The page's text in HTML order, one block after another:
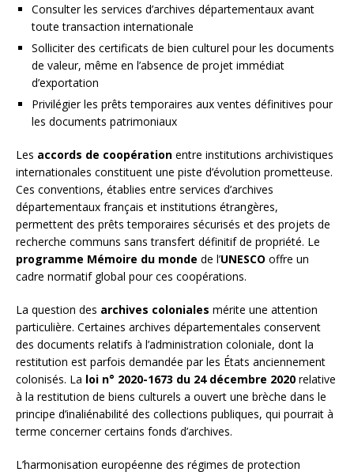
Consulter les services d’archives départementaux avant
toute transaction internationale
Solliciter des certificats de bien culturel pour les documents
de valeur, même en l’absence de projet immédiat
d’exportation
Privilégier les prêts temporaires aux ventes définitives pour
les documents patrimoniaux
Les accords de coopération entre institutions archivistiques
internationales constituent une piste d’évolution prometteuse.
Ces conventions, établies entre services d’archives
départementaux français et institutions étrangères,
permettent des prêts temporaires sécurisés et des projets de
recherche communs sans transfert définitif de propriété. Le
programme Mémoire du monde de l’UNESCO offre un
cadre normatif global pour ces coopérations.
La question des archives coloniales mérite une attention
particulière. Certaines archives départementales conservent
des documents relatifs à l’administration coloniale, dont la
restitution est parfois demandée par les États anciennement
colonisés. La loi n° 2020-1673 du 24 décembre 2020 relative
à la restitution de biens culturels a ouvert une brèche dans le
principe d’inaliénabilité des collections publiques, qui pourrait à
terme concerner certains fonds d’archives.
L’harmonisation européenne des régimes de protection